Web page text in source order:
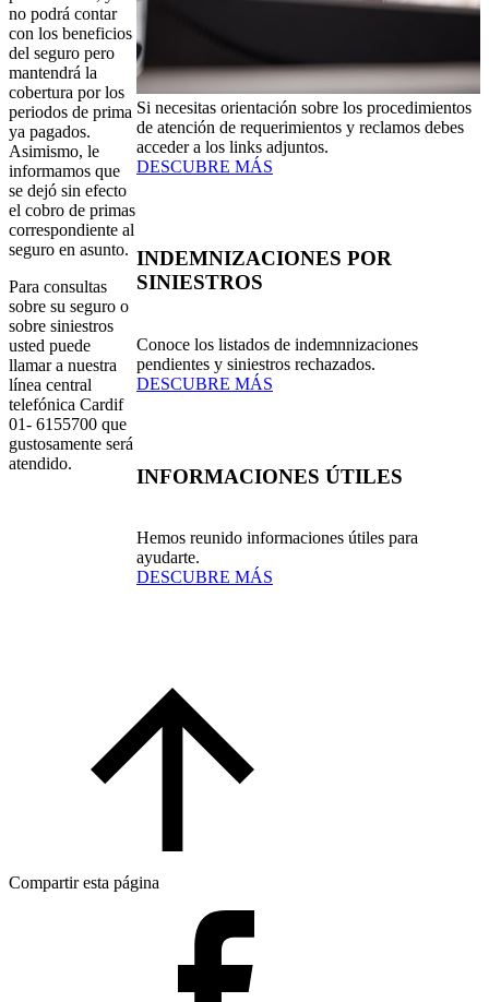
no podrá contar
con los beneficios
del seguro pero
mantendrá la
cobertura por los
periodos de prima
ya pagados.
Asimismo, le
informamos que
se dejó sin efecto
el cobro de primas
correspondiente al
seguro en asunto.
Para consultas
sobre su seguro o
sobre siniestros
usted puede
llamar a nuestra
línea central
telefónica Cardif
01- 6155700 que
gustosamente será
atendido.
Si necesitas orientación sobre los procedimientos
de atención de requerimientos y reclamos debes
acceder a los links adjuntos.
DESCUBRE MÁS
INDEMNIZACIONES POR
SINIESTROS
Conoce los listados de indemnnizaciones
pendientes y siniestros rechazados.
DESCUBRE MÁS
INFORMACIONES ÚTILES
Hemos reunido informaciones útiles para
ayudarte.
DESCUBRE MÁS
Compartir esta página